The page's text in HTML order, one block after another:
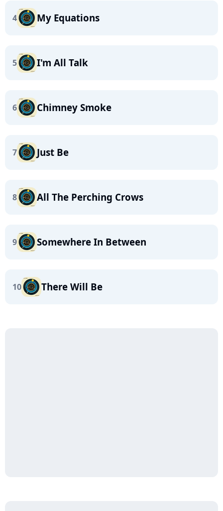
4 My Equations
5 I'm All Talk
6 Chimney Smoke
7 Just Be
8 All The Perching Crows
9 Somewhere In Between
10 There Will Be